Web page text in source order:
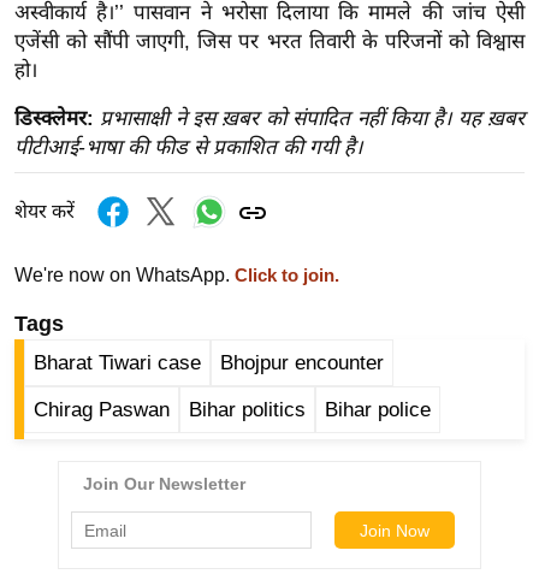
फ
म
नो
रं
ज
न
ज
त
बॉ
ली
वु
ड
अस्वीकार्य है।’’ पासवान ने भरोसा दिलाया कि मामले की जांच ऐसी
एजेंसी को सौंपी जाएगी, जिस पर भरत तिवारी के परिजनों को विश्वास
हो।
डिस्क्लेमर: प्रभासाक्षी ने इस ख़बर को संपादित नहीं किया है। यह ख़बर
पीटीआई-भाषा की फीड से प्रकाशित की गयी है।
शेयर करें
We're now on WhatsApp. Click to join.
Tags
Bharat Tiwari case Bhojpur encounter
Chirag Paswan Bihar politics Bihar police